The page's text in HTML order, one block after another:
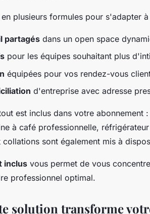
plusieurs formules pour s'adapter
partagés dans un open space
pour les équipes souhaitant plus
équipées pour vos rendez-vous
d'entreprise avec adresse
est inclus dans votre abonnement
à café professionnelle,
collations sont également mis à
inclus vous permet de vous
professionnel optimal.
solution transforme